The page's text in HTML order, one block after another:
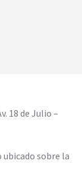
18 de Julio –
sobre la